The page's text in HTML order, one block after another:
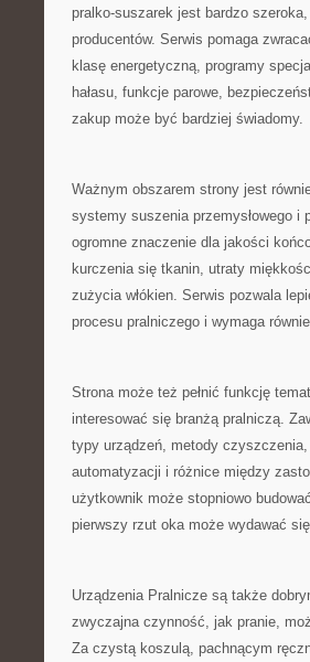
pralko-suszarek jest bardzo
producentów. Serwis pomaga
klasę energetyczną, programy
hałasu, funkcje parowe,
zakup może być bardziej świadomy.
Ważnym obszarem strony jest
systemy suszenia przemysłowego i
ogromne znaczenie dla jakości
kurczenia się tkanin, utraty
zużycia włókien. Serwis pozwala
procesu pralniczego i wymaga
Strona może też pełnić funkcję
interesować się branżą pralniczą.
typy urządzeń, metody
automatyzacji i różnice między
użytkownik może stopniowo
pierwszy rzut oka może wydawać
Urządzenia Pralnicze są także
zwyczajna czynność, jak pranie,
Za czystą koszulą, pachnącym